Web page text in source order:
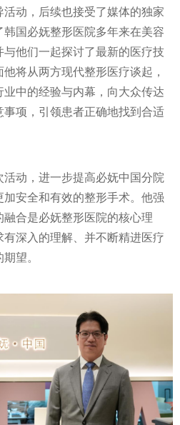
动，后续也接受了媒体的独家
国必妩整形医院多年来在美容
他们一起探讨了最新的医疗技
将从两方现代整形医疗谈起，
中的经验与内幕，向大众传达
项，引领患者正确地找到合适
动，进一步提高必妩中国分院
安全和有效的整形手术。他强
合是必妩整形医院的核心理
深入的理解、并不断精进医疗
望。